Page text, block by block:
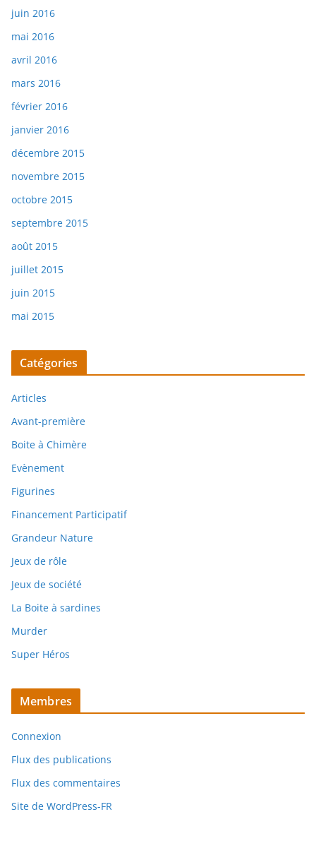
juin 2016
mai 2016
avril 2016
mars 2016
février 2016
janvier 2016
décembre 2015
novembre 2015
octobre 2015
septembre 2015
août 2015
juillet 2015
juin 2015
mai 2015
Catégories
Articles
Avant-première
Boite à Chimère
Evènement
Figurines
Financement Participatif
Grandeur Nature
Jeux de rôle
Jeux de société
La Boite à sardines
Murder
Super Héros
Membres
Connexion
Flux des publications
Flux des commentaires
Site de WordPress-FR